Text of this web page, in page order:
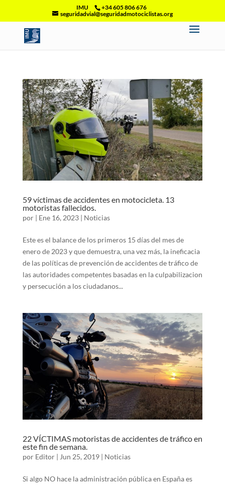
IMU
+34 605 806 676
seguridadvial@seguridadmotociclistas.org
59 víctimas de accidentes en motocicleta. 13
motoristas fallecidos.
por | Ene 16, 2023| Noticias
Este es el balance de los primeros 15 días del mes de
enero de 2023 y que demuestra, una vez más, la ineficacia
de las políticas de prevención de accidentes de tráfico de
las autoridades competentes basadas en la culpabilizacion
y persecución a los ciudadanos...
22 VÍCTIMAS motoristas de accidentes de tráfico en
este fin de semana.
por Editor| Jun 25, 2019| Noticias
Si algo NO hace la administración pública en España es